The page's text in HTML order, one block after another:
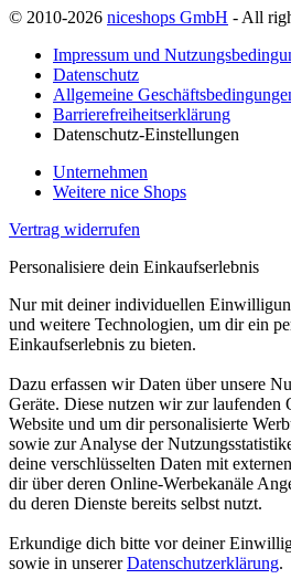
© 2010-2026 niceshops GmbH - All
Impressum und
Datenschutz
Allgemeine
Barrierefreiheitserklärung
Datenschutz-Einstellungen
Unternehmen
Weitere nice Shops
Vertrag widerrufen
Personalisiere dein Einkaufserlebnis
Nur mit deiner individuellen
und weitere Technologien, um dir ein
Einkaufserlebnis zu bieten.
Dazu erfassen wir Daten über unsere
Geräte. Diese nutzen wir zur laufenden
Website und um dir personalisierte
sowie zur Analyse der
deine verschlüsselten Daten mit
dir über deren Online-Werbekanäle
du deren Dienste bereits selbst nutzt.
Erkundige dich bitte vor deiner
sowie in unsererDatenschutzerklärung.